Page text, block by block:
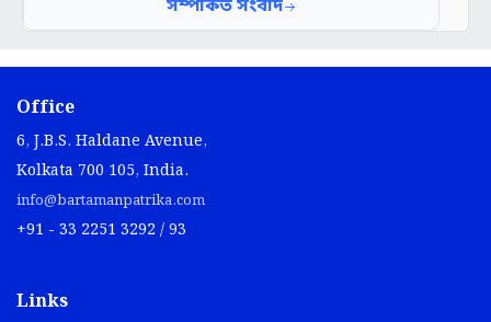
Office
6, J.B.S. Haldane Avenue,
Kolkata 700 105, India.
info@bartamanpatrika.com
+91 - 33 2251 3292 / 93
Links